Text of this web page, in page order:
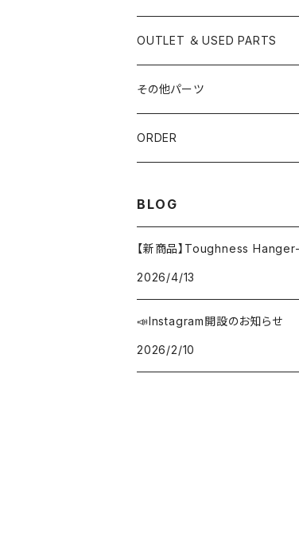
ストレートパイプ
ステンレス
チタン
曲げパイプ
ジョイントパイプ
チタン
スプリング
サイレンサーバンド
OUTLET ＆ USED PARTS
その他パーツ
ORDER
BLOG
【新商品】Toughness
2026/4/13
📣Instagram開設のお知らせ
2026/2/10